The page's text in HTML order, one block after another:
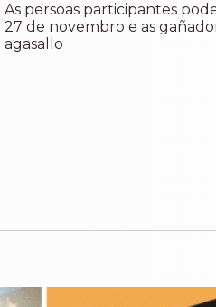
As persoas participantes
27 de novembro e as
agasallo